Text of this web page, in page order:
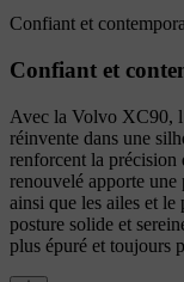
Confiant et
Confiant et
Avec la Volvo XC90,
réinvente dans une
renforcent la précision
renouvelé apporte une
ainsi que les ailes et le
posture solide et
plus épuré et toujours